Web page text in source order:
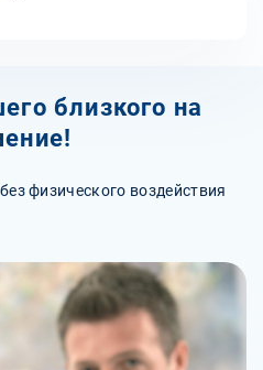
близкого на
физического воздействия